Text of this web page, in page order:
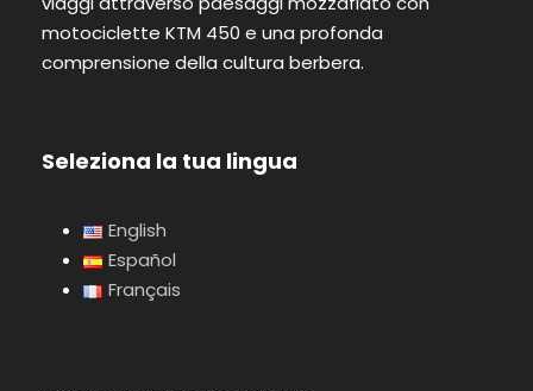
motociclette KTM 450 e una profonda
comprensione della cultura berbera.
Seleziona la tua lingua
English
Español
Français